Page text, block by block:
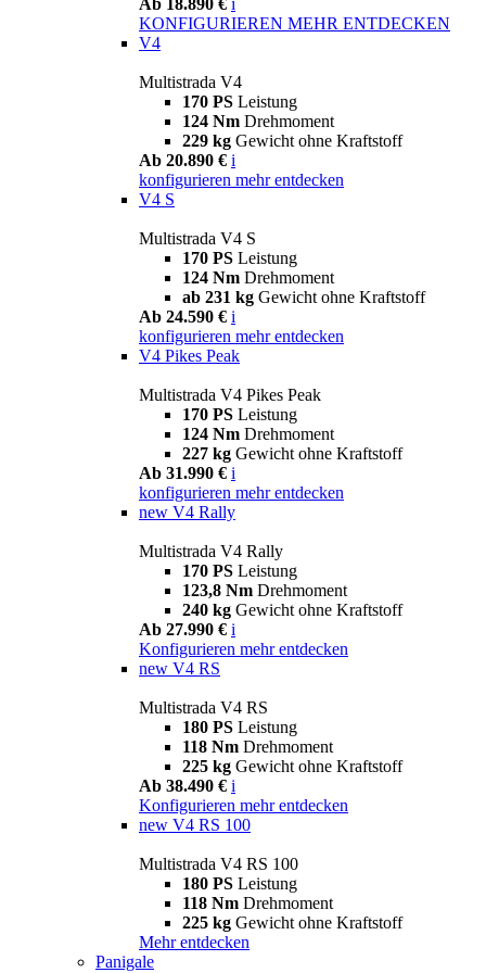
Ab 18.890 € i
KONFIGURIEREN MEHR ENTDECKEN
V4
Multistrada V4
170 PS Leistung
124 Nm Drehmoment
229 kg Gewicht ohne Kraftstoff
Ab 20.890 € i
konfigurieren mehr entdecken
V4 S
Multistrada V4 S
170 PS Leistung
124 Nm Drehmoment
ab 231 kg Gewicht ohne Kraftstoff
Ab 24.590 € i
konfigurieren mehr entdecken
V4 Pikes Peak
Multistrada V4 Pikes Peak
170 PS Leistung
124 Nm Drehmoment
227 kg Gewicht ohne Kraftstoff
Ab 31.990 € i
konfigurieren mehr entdecken
new V4 Rally
Multistrada V4 Rally
170 PS Leistung
123,8 Nm Drehmoment
240 kg Gewicht ohne Kraftstoff
Ab 27.990 € i
Konfigurieren mehr entdecken
new V4 RS
Multistrada V4 RS
180 PS Leistung
118 Nm Drehmoment
225 kg Gewicht ohne Kraftstoff
Ab 38.490 € i
Konfigurieren mehr entdecken
new V4 RS 100
Multistrada V4 RS 100
180 PS Leistung
118 Nm Drehmoment
225 kg Gewicht ohne Kraftstoff
Mehr entdecken
Panigale